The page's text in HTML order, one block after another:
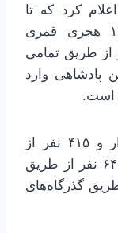
کرد که تا
پایان روز جمعه ۲۵ ذی‌القعده ۱۴۴۶ هجری قمری
طریق تمامی
پادشاهی وارد
از مجموع حجاج وارد شده، ۸۴۶ هزار و ۴۱۵ نفر از
طریق گذرگاه‌های هوایی، ۴۱ هزار و ۶۴۶ نفر از طریق
نفر نیز از طریق گذرگاه‌های